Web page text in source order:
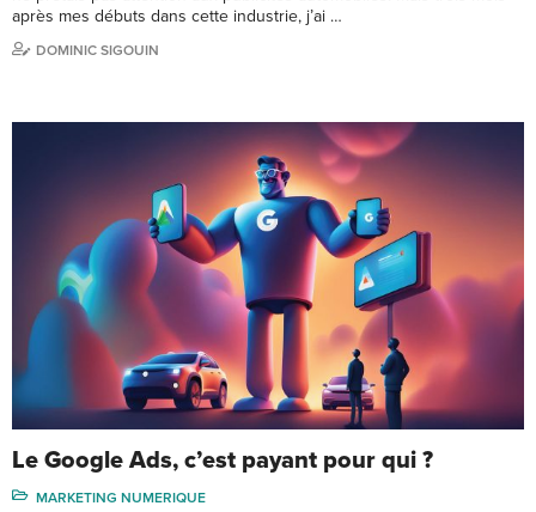
après mes débuts dans cette industrie, j’ai …
DOMINIC SIGOUIN
Le Google Ads, c’est payant pour qui ?
MARKETING NUMERIQUE